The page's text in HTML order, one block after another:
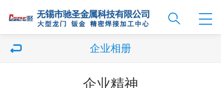
企业相册
企业精神